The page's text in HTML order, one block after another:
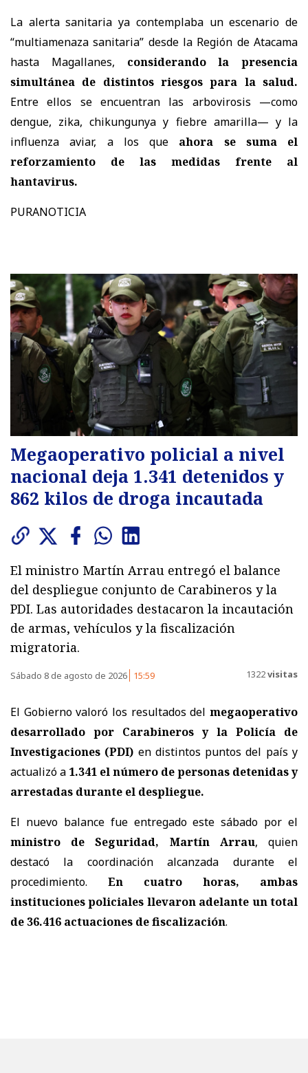
La alerta sanitaria ya contemplaba un escenario de
“multiamenaza sanitaria” desde la Región de Atacama
hasta Magallanes, considerando la presencia
simultánea de distintos riesgos para la salud.
Entre ellos se encuentran las arbovirosis —como
dengue, zika, chikungunya y fiebre amarilla— y la
influenza aviar, a los que ahora se suma el
reforzamiento de las medidas frente al
hantavirus.
PURANOTICIA
Megaoperativo policial a nivel
nacional deja 1.341 detenidos y
862 kilos de droga incautada
El ministro Martín Arrau entregó el balance
del despliegue conjunto de Carabineros y la
PDI. Las autoridades destacaron la incautación
de armas, vehículos y la fiscalización
migratoria.
Sábado 8 de agosto de 2026 15:59 1322visitas
El Gobierno valoró los resultados del megaoperativo
desarrollado por Carabineros y la Policía de
Investigaciones (PDI) en distintos puntos del país y
actualizó a 1.341 el número de personas detenidas y
arrestadas durante el despliegue.
El nuevo balance fue entregado este sábado por el
ministro de Seguridad, Martín Arrau, quien
destacó la coordinación alcanzada durante el
procedimiento. En cuatro horas, ambas
instituciones policiales llevaron adelante un total
de 36.416 actuaciones de fiscalización.